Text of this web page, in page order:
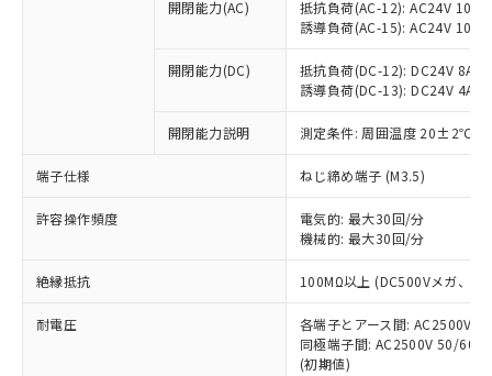
開閉能力(AC)
抵抗負荷(AC-12): AC24V 10A/
誘導負荷(AC-15): AC24V
開閉能力(DC)
抵抗負荷(DC-12): DC24V 8A/
誘導負荷(DC-13): DC24V 4A/
開閉能力説明 測定条件: 周囲温度 20±2℃、
端子仕様 ねじ締め端子 (M3.5)
許容操作頻度
電気的: 最大30回/分
機械的: 最大30回/分
絶縁抵抗 100MΩ以上 (DC500Vメガ、点
耐電圧
各端子とアース間: AC2500V
同極端子間: AC2500V 50/
(初期値)
本サービスは、当社制御機器事業取扱
商品の当社在庫状況および標準価格
(税抜)を提供させていただくもので
当社制御機器事業取扱商品の中には、
本サービスの対象外となる商品もある
ことをご了承ください。
在庫状況および標準価格照会結果は、
記載している更新日時点での社内デー
タに基づき作成されるものであり、閲
覧された時点での実際の在庫および標
準価格とは異なる場合があることをご
正式な納期状況および標準価格はお客
様のお取引先、またはお客様担当のオ
定はありません。
調査・確認中：EU RoHS指令（10物質）の
非含有の対応状況を調査中または確認中の
非該当品：ライセンス料など無形物で、有
害物質有無と関係のない商品です。
仕入先様の事情により、非含有部品として
いたものが、含有品と判明した場合などや
むを得ず変更することがあります。
六価クロム(Cr(Ⅵ)) 1000ppm以下、ポリ臭化ビフェニル
類(PBB) 1000ppm以下、ポリ臭化ジフェニルエーテル類
(PBDE) 1000ppm以下、フタル酸ビス(2-エチルヘキシ
ル) (DEHP)(別名：DOP) 1000ppm以下、フタル酸ブチ
ルベンジル（BBP） 1000ppm以下、フタル酸ジブチル
（DBP） 1000ppm以下、フタル酸ジイソブチル
「○」：最大均質材料含有率が中国RoHSの
「×」：最大均質材料含有率が中国RoHSの
基準値を超えていることを示します。
「－」：未確認です。当社販売部門へお問
い合わせください。
*中国RoHS10物質の基準値 (GB/T26572)：
Pb(鉛) :1000ppm、 Hg(水銀) : 1000ppm、 Cd(カドミウ
ム) : 100ppm、
Cr(Ⅵ)(六価クロム) : 1000ppm、 PBBs(ポリ臭化ビフェ
ニル類) : 1000ppm、 PBDEs(ポリ臭化ジフェニルエーテ
DBP(フタル酸ジブチル) : 1000ppm、 DIBP(フタル酸ジ
当社は、これら貴社製品のうち、外国
為替および外国貿易法に定める商品
（以下｢規制貨物等」という）を輸出
または国外への提供する場合は、日本
国政府の輸出許可(または役務取引許
可)を取得するなどの必要な手続きを
当社は規制貨物を破棄する場合は、完
全に破砕するなど、違法に輸出されな
一定数以上の在庫あり